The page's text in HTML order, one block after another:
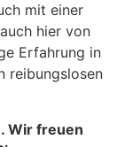
mit einer
hier von
Erfahrung in
reibungslosen
Wir freuen